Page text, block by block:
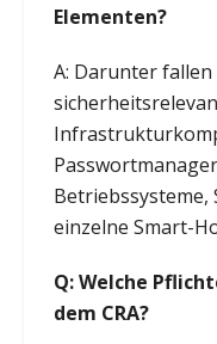
Elementen?
A: Darunter
Betriebssysteme,
einzelne Smart-
Q: Welche
dem CRA?